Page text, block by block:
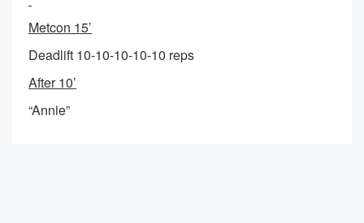
Metcon 15’
Deadlift 10-10-10-10-10 reps
After 10’
“Annie”